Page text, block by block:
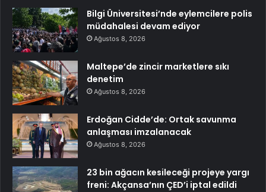
Bilgi Üniversitesi’nde eylemcilere polis
müdahalesi devam ediyor
Ağustos 8, 2026
Maltepe’de zincir marketlere sıkı
denetim
Ağustos 8, 2026
Erdoğan Cidde’de: Ortak savunma
anlaşması imzalanacak
Ağustos 8, 2026
23 bin ağacın kesileceği projeye yargı
freni: Akçansa’nın ÇED’i iptal edildi